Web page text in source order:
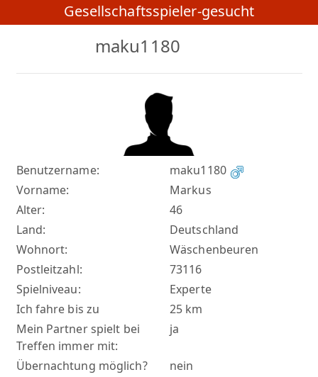
Gesellschaftsspieler-gesucht
maku1180
Benutzername:
maku1180
Vorname:
Markus
Alter:
46
Land:
Deutschland
Wohnort:
Wäschenbeuren
Postleitzahl:
73116
Spielniveau:
Experte
Ich fahre bis zu
25 km
Mein Partner spielt bei
Treffen immer mit:
ja
Übernachtung möglich?
nein